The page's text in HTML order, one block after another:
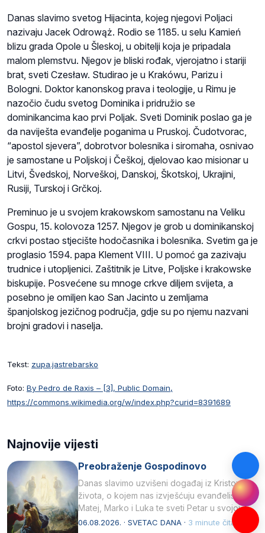
Danas slavimo svetog Hijacinta, kojeg njegovi Poljaci
nazivaju Jacek Odrowąż. Rodio se 1185. u selu Kamień
blizu grada Opole u Šleskoj, u obitelji koja je pripadala
malom plemstvu. Njegov je bliski rođak, vjerojatno i stariji
brat, sveti Czesław. Studirao je u Krakówu, Parizu i
Bologni. Doktor kanonskog prava i teologije, u Rimu je
nazočio čudu svetog Dominika i pridružio se
dominikancima kao prvi Poljak. Sveti Dominik poslao ga je
da naviješta evanđelje poganima u Pruskoj. Čudotvorac,
“apostol sjevera”, dobrotvor bolesnika i siromaha, osnivao
je samostane u Poljskoj i Češkoj, djelovao kao misionar u
Litvi, Švedskoj, Norveškoj, Danskoj, Škotskoj, Ukrajini,
Rusiji, Turskoj i Grčkoj.
Preminuo je u svojem krakowskom samostanu na Veliku
Gospu, 15. kolovoza 1257. Njegov je grob u dominikanskoj
crkvi postao stjecište hodočasnika i bolesnika. Svetim ga je
proglasio 1594. papa Klement VIII. U pomoć ga zazivaju
trudnice i utopljenici. Zaštitnik je Litve, Poljske i krakowske
biskupije. Posvećene su mnoge crkve diljem svijeta, a
posebno je omiljen kao San Jacinto u zemljama
španjolskog jezičnog područja, gdje su po njemu nazvani
brojni gradovi i naselja.
Tekst: zupa.jastrebarsko
Foto: By Pedro de Raxis – [3], Public Domain,
https://commons.wikimedia.org/w/index.php?curid=8391689
Najnovije vijesti
Preobraženje Gospodinovo
Danas slavimo uzvišeni događaj iz Kristova
života, o kojem nas izvješćuju evanđelisti
Matej, Marko i Luka te sveti Petar u svojoj
drugoj…
06.08.2026. · SVETAC DANA · 3 minute čitanja